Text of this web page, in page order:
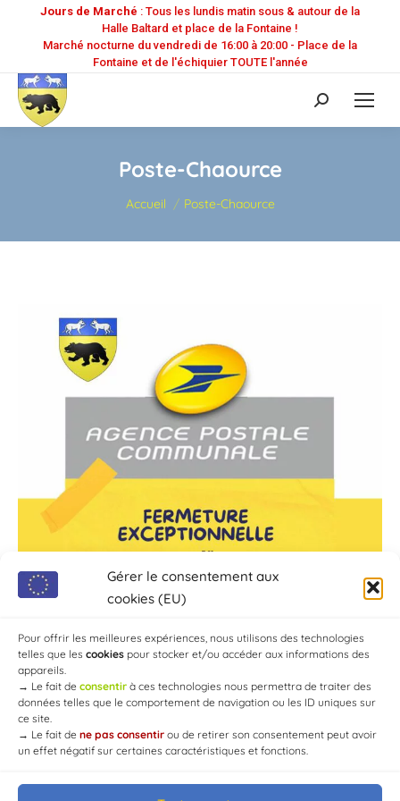
Gérer le consentement aux
cookies (EU)
Pour offrir les meilleures expériences, nous utilisons des technologies
telles que les cookies pour stocker et/ou accéder aux informations des
appareils.
→ Le fait de consentir à ces technologies nous permettra de traiter des
données telles que le comportement de navigation ou les ID uniques sur
ce site.
→ Le fait de ne pas consentir ou de retirer son consentement peut avoir
un effet négatif sur certaines caractéristiques et fonctions.
Jours de Marché : Tous les lundis matin sous & autour de la
Halle Baltard et place de la Fontaine !
Marché nocturne du vendredi de 16:00 à 20:00 - Place de la
Fontaine et de l'échiquier TOUTE l'année
Recherche
:
Poste-Chaource
Vous êtes ici :
Accueil Poste-Chaource